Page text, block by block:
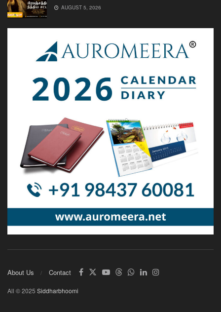
AUGUST 5, 2026
About Us Contact
All © 2025 Siddharbhoomi